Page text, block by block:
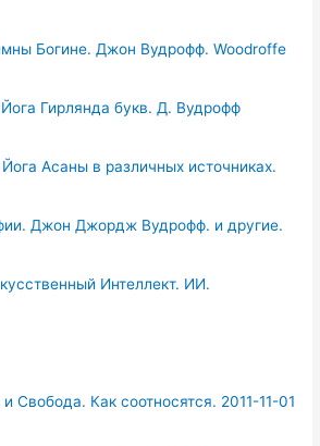
Богине. Джон Вудрофф. Woodroffe
Гирлянда букв. Д. Вудрофф
Асаны в различных источниках.
Джон Джордж Вудрофф. и другие.
Интеллект. ИИ.
Свобода. Как соотносятся. 2011-11-01